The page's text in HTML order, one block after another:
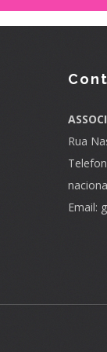
Rua
Email: